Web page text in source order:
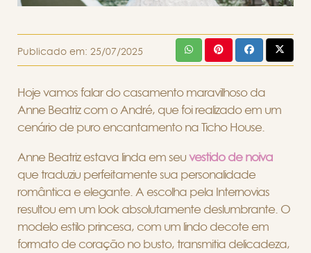
Publicado em: 25/07/2025
Hoje vamos falar do casamento maravilhoso da
Anne Beatriz com o André, que foi realizado em um
cenário de puro encantamento na Ticho House.
Anne Beatriz estava linda em seu vestido de noiva
que traduziu perfeitamente sua personalidade
romântica e elegante. A escolha pela Internovias
resultou em um look absolutamente deslumbrante. O
modelo estilo princesa, com um lindo decote em
formato de coração no busto, transmitia delicadeza,